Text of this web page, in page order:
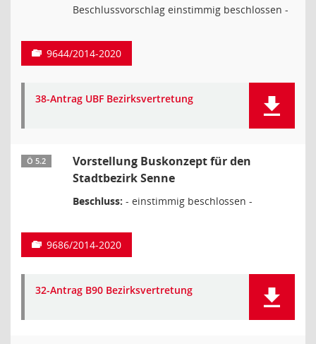
Beschlussvorschlag einstimmig beschlossen -
9644/2014-2020
38-Antrag UBF Bezirksvertretung
Ö 5.2
Vorstellung Buskonzept für den
Stadtbezirk Senne
Beschluss: - einstimmig beschlossen -
9686/2014-2020
32-Antrag B90 Bezirksvertretung